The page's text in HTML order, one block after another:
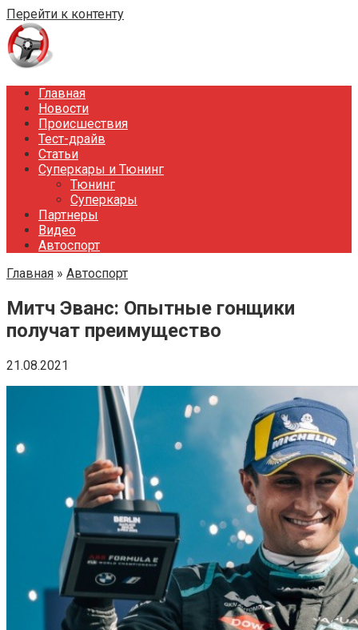
Перейти к контенту
Главная
Новости
Происшествия
Тест-драйв
Статьи
Суперкары и Тюнинг
Тюнинг
Суперкары
Партнеры
Видео
Автоспорт
Главная » Автоспорт
Митч Эванс: Опытные гонщики
получат преимущество
21.08.2021